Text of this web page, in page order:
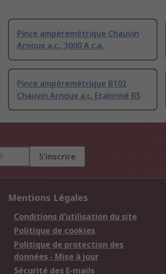
Pince ampèremétrique Chauvin
Arnoux a.c., 3000 A c.a.
Pince ampèremétrique B102
Chauvin Arnoux a.c. Etalonné RS
S'inscrire
Mentions Légales
Conditions d'utilisation du site
Politique de cookies
Politique de protection des
données - Mise à jour
Sécurité des E-mails